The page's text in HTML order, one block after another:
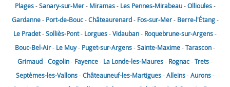
Plages-Sanary-sur-Mer- Miramas- Les Pennes-Mirabeau-Ollioules-
Gardanne- Port-de-Bouc-Châteaurenard- Fos-sur-Mer- Berre-l'Étang-
Le Pradet-Solliès-Pont- Lorgues-Vidauban- Roquebrune-sur-Argens-
Bouc-Bel-Air- Le Muy- Puget-sur-Argens-Sainte-Maxime-Tarascon-
Grimaud-Cogolin- Fayence- La Londe-les-Maures- Rognac-Trets-
Septèmes-les-Vallons-Châteauneuf-les-Martigues-Alleins-Aurons-